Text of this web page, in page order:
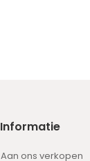
Informatie
Aan ons verkopen